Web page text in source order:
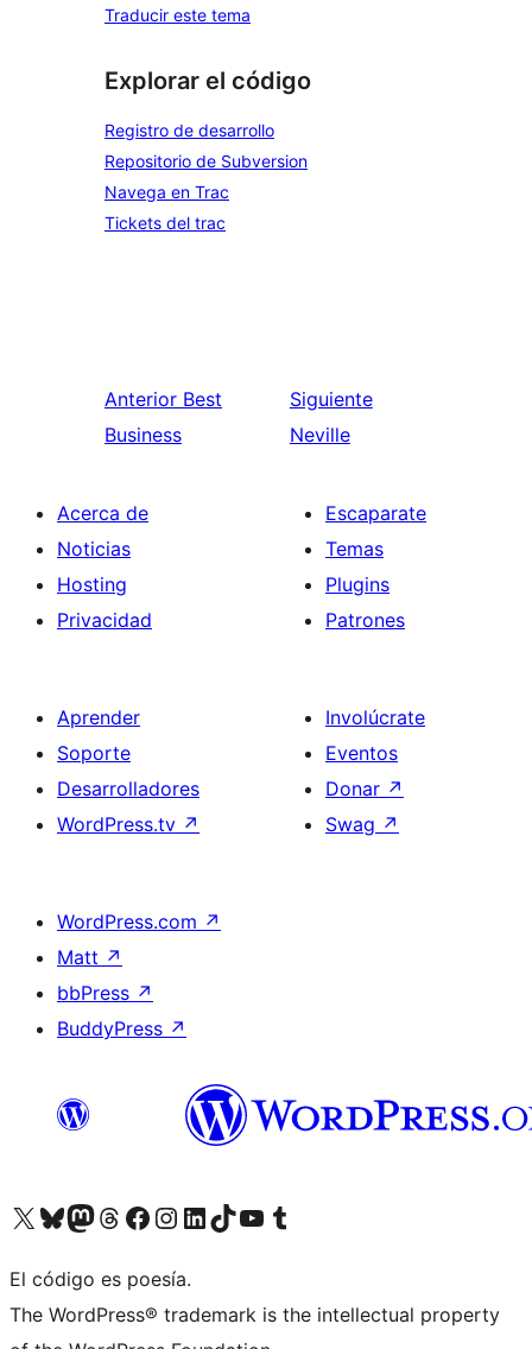
Traducir este tema
Explorar el código
Registro de desarrollo
Repositorio de Subversion
Navega en Trac
Tickets del trac
Anterior Best
Business
Siguiente
Neville
Acerca de
Noticias
Hosting
Privacidad
Escaparate
Temas
Plugins
Patrones
Aprender
Soporte
Desarrolladores
WordPress.tv ↗
Involúcrate
Eventos
Donar ↗
Swag ↗
WordPress.com ↗
Matt ↗
bbPress ↗
BuddyPress ↗
Visita nuestra cuenta de X (anteriormente Twitter)
Visita nuestra cuenta de Bluesky
Visita nuestra cuenta de Mastodon
Visita nuestra cuenta de Threads
Visita nuestra página de Facebook
Visita nuestra cuenta de Instagram
Visita nuestra cuenta de LinkedIn
Visita nuestra cuenta de TikTok
Visita nuestro canal de YouTube
Visita nuestra cuenta de Tumblr
El código es poesía.
The WordPress® trademark is the intellectual property